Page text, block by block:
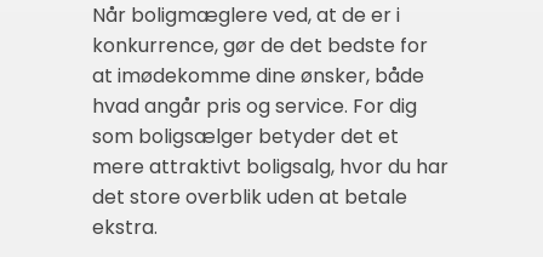
Når boligmæglere ved, at de er i
konkurrence, gør de det bedste for
at imødekomme dine ønsker, både
hvad angår pris og service. For dig
som boligsælger betyder det et
mere attraktivt boligsalg, hvor du har
det store overblik uden at betale
ekstra.